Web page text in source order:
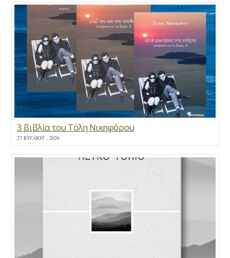
3 βιβλία του Τόλη Νικηφόρου
27 ΙΟΥΛΊΟΥ , 2026